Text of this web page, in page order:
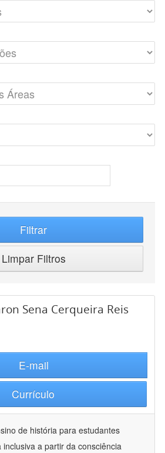
Filtrar
Limpar Filtros
Sena Cerqueira Reis
E-mail
Currículo
de história para estudantes
a partir da consciência